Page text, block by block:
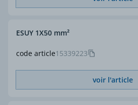
code article15339223
ESUY 1X50 mm²
voir l'article